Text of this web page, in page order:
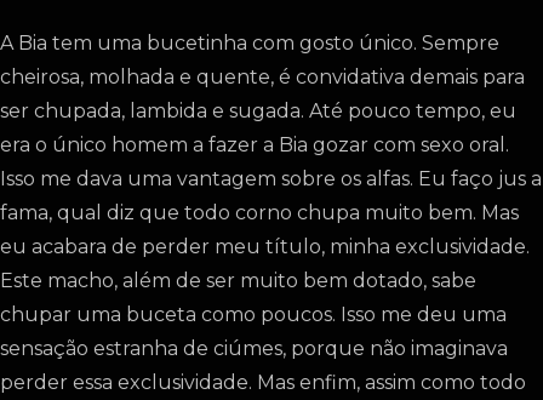
A Bia tem uma bucetinha com gosto único. Sempre
cheirosa, molhada e quente, é convidativa demais para
ser chupada, lambida e sugada. Até pouco tempo, eu
era o único homem a fazer a Bia gozar com sexo oral.
Isso me dava uma vantagem sobre os alfas. Eu faço jus a
fama, qual diz que todo corno chupa muito bem. Mas
eu acabara de perder meu título, minha exclusividade.
Este macho, além de ser muito bem dotado, sabe
chupar uma buceta como poucos. Isso me deu uma
sensação estranha de ciúmes, porque não imaginava
perder essa exclusividade. Mas enfim, assim como todo